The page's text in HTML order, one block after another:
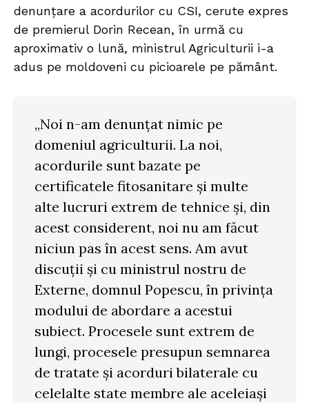
denunțare a acordurilor cu CSI, cerute expres
de premierul Dorin Recean, în urmă cu
aproximativ o lună, ministrul Agriculturii i-a
adus pe moldoveni cu picioarele pe pământ.
„Noi n-am denunțat nimic pe
domeniul agriculturii. La noi,
acordurile sunt bazate pe
certificatele fitosanitare și multe
alte lucruri extrem de tehnice și, din
acest considerent, noi nu am făcut
niciun pas în acest sens. Am avut
discuții și cu ministrul nostru de
Externe, domnul Popescu, în privința
modului de abordare a acestui
subiect. Procesele sunt extrem de
lungi, procesele presupun semnarea
de tratate și acorduri bilaterale cu
celelalte state membre ale aceleiași